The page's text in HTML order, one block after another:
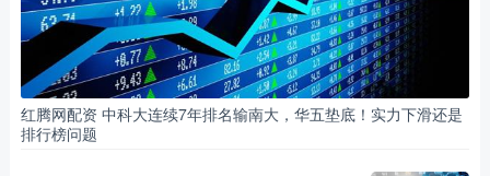
红腾网配资 中科大连续7年排名输南大，华五垫底！实力下滑还是
排行榜问题